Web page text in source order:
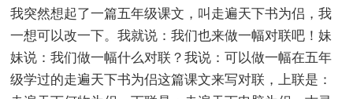
我突然想起了一篇五年级课文，叫走遍天下书为侣，我
一想可以改一下。我就说：我们也来做一幅对联吧！妹
妹说：我们做一幅什么对联？我说：可以做一幅在五年
级学过的走遍天下书为侣这篇课文来写对联，上联是：